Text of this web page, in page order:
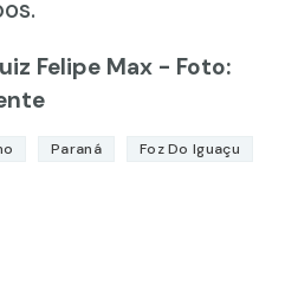
Felipe Max - Foto:
Paraná Foz Do Iguaçu